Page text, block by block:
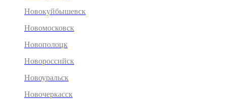
Новокуйбышевск
Новомосковск
Новополоцк
Новороссийск
Новоуральск
Новочеркасск